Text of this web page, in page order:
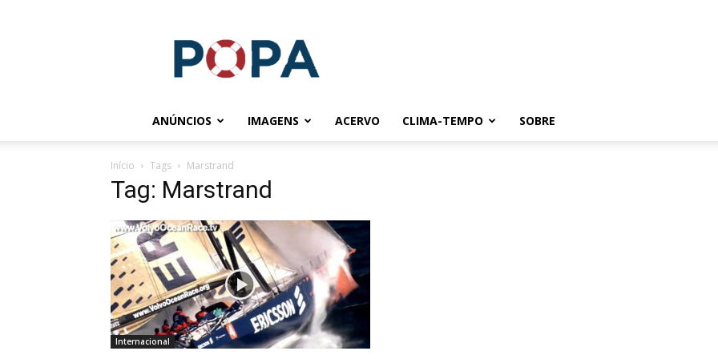
ANÚNCIOS IMAGENS ACERVO CLIMA-TEMPO SOBRE
Início Tags Marstrand
Tag: Marstrand
Internacional